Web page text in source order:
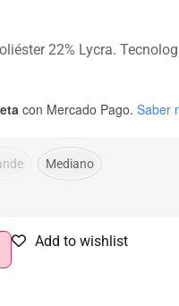
22% Lycra.
con Mercado Pago. Saber
Mediano
Add to wishlist